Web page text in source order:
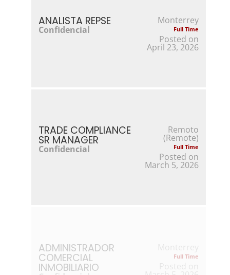
ANALISTA REPSE
Confidencial
Monterrey
Full Time
Posted on
April 23, 2026
TRADE COMPLIANCE
SR MANAGER
Confidencial
Remoto
(Remote)
Full Time
Posted on
March 5, 2026
ADMINISTRADOR
COMERCIAL
INMOBILIARIO
Full Time